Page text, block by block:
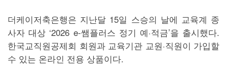
더케이저축은행은 지난달 15일 스승의 날에 교육계 종
사자 대상 ‘2026 e-쌤플러스 정기 예·적금’을 출시했다.
한국교직원공제회 회원과 교육기관 교원·직원이 가입할
수 있는 온라인 전용 상품이다.